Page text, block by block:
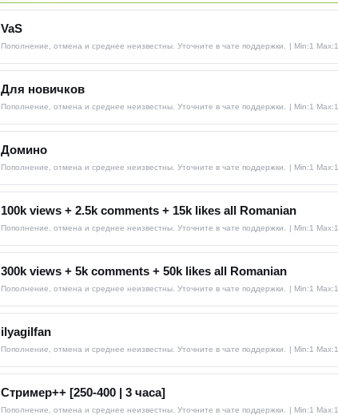
VaS
Пополнение, отмена и среднее неизвестны. Уточните в чате поддержки. | Min:1 Max:1
Для новичков
Пополнение, отмена и среднее неизвестны. Уточните в чате поддержки. | Min:1 Max:1
Домино
Пополнение, отмена и среднее неизвестны. Уточните в чате поддержки. | Min:1 Max:1
100k views + 2.5k comments + 15k likes all Romanian
Пополнение, отмена и среднее неизвестны. Уточните в чате поддержки. | Min:1 Max:1
300k views + 5k comments + 50k likes all Romanian
Пополнение, отмена и среднее неизвестны. Уточните в чате поддержки. | Min:1 Max:1
ilyagilfan
Пополнение, отмена и среднее неизвестны. Уточните в чате поддержки. | Min:1 Max:1
Стример++ [250-400 | 3 часа]
Пополнение, отмена и среднее неизвестны. Уточните в чате поддержки. | Min:1 Max:1